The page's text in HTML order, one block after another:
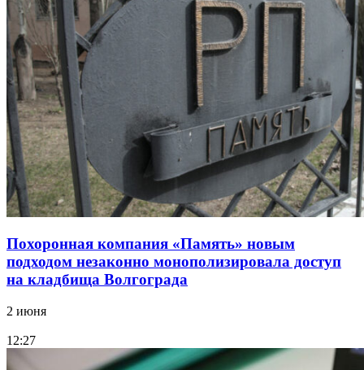
Похоронная компания «Память» новым
подходом незаконно монополизировала доступ
на кладбища Волгограда
2 июня
12:27